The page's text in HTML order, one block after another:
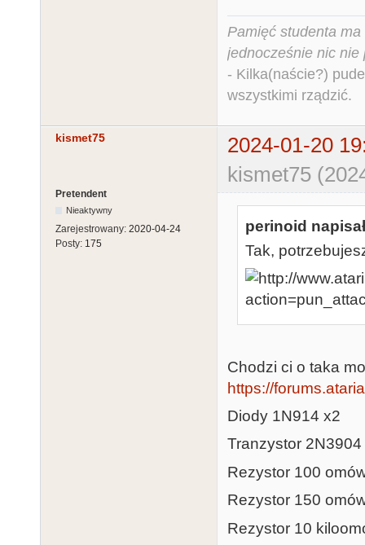
Pamięć studenta
jednocześnie nic nie
- Kilka(naście?)
wszystkimi rządzić.
kismet75
2024-01-20
kismet75
Pretendent
Nieaktywny
Zarejestrowany: 2020-04-24
Posty: 175
perinoid
Tak,
Chodzi ci o taka
https://
Diody 1N914 x2
Tranzystor 2N3904
Rezystor 100
Rezystor 150
Rezystor 10